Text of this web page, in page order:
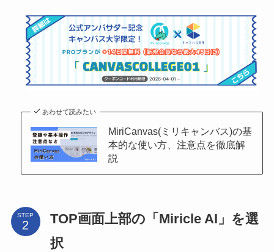
あわせて読みたい
MiriCanvas(ミリキャンバス)の基
本的な使い方、注意点を徹底解
説
STEP
TOP画面上部の「Miricle AI」を選
択